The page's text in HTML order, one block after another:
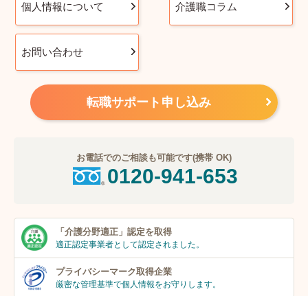
個人情報について 介護職コラム
お問い合わせ
転職サポート申し込み
お電話でのご相談も可能です(携帯 OK)
0120-941-653
「介護分野適正」 認定を取得
適正認定事業者として認定されました。
プライバシーマーク取得企業
厳密な管理基準で個人情報をお守りします。